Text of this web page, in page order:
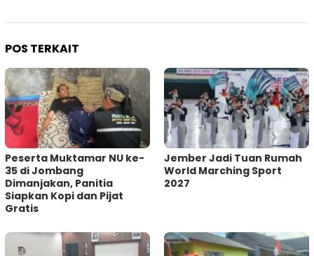
POS TERKAIT
Peserta Muktamar NU ke-
35 di Jombang
Dimanjakan, Panitia
Siapkan Kopi dan Pijat
Gratis
Jember Jadi Tuan Rumah
World Marching Sport
2027